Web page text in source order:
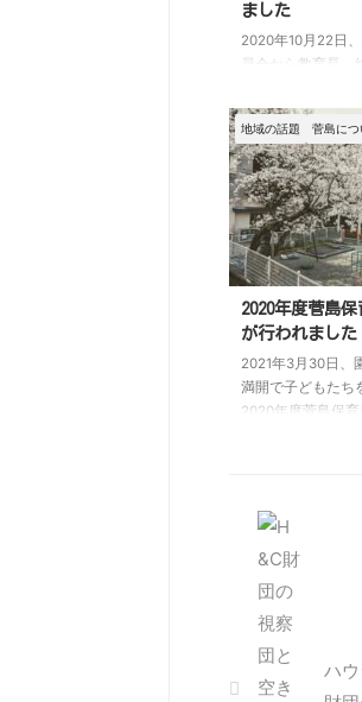
ました
2020年10月22日
員会から教育長、
会を開催し、地元
私たち菅島の未来
内会、JF漁協の代
ていただきました
ついては2015年
市小中学校統合計
2016年9月から続
は菅島小学校統合
る場（怒号が飛び
場でしたよ！）で
てからは毎年1回
の地元・保護者と
地域の話題 菅島につ
2020年度菅島
が行われました
2021年3月30日、
満開で子どもたち
2020年度菅島保
方々からの祝辞が
新型コロナ感染拡
者・先生だけの式
ましたが、子ども
じられるとても感
た。 退所する4人
け取る凛とした姿
ハ